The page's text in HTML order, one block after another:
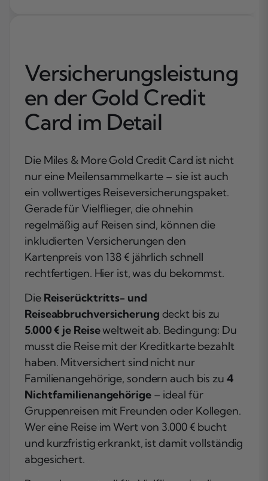
Versicherungsleistung
en der Gold Credit
Card im Detail
Die Miles & More Gold Credit Card ist nicht
nur eine Meilensammelkarte – sie ist auch
ein vollwertiges Reiseversicherungspaket.
Gerade für Vielflieger, die ohnehin
regelmäßig auf Reisen sind, können die
inkludierten Versicherungen den
Kartenpreis von 138 € jährlich schnell
rechtfertigen. Hier ist, was du bekommst.
Die Reiserücktritts- und
Reiseabbruchversicherung deckt bis zu
5.000 € je Reiseweltweit ab. Bedingung: Du
musst die Reise mit der Kreditkarte bezahlt
haben. Mitversichert sind nicht nur
Familienangehörige, sondern auch bis zu 4
Nichtfamilienangehörige– ideal für
Gruppenreisen mit Freunden oder Kollegen.
Wer eine Reise im Wert von 3.000 € bucht
und kurzfristig erkrankt, ist damit vollständig
abgesichert.